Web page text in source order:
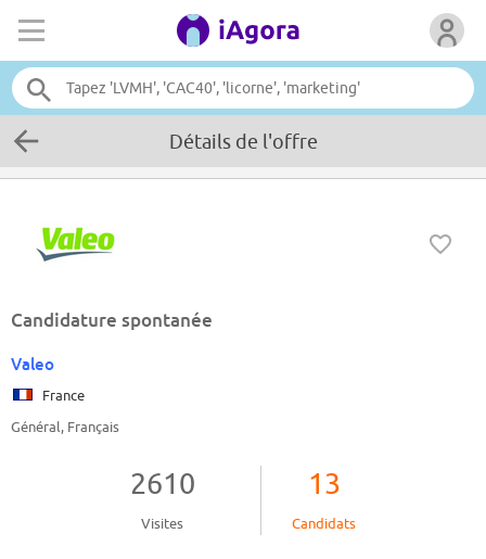
Détails de l'offre
Candidature spontanée
Valeo
France
Général, Français
2610
Visites
13
Candidats